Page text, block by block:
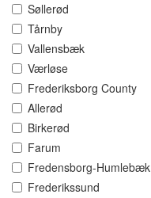
Søllerød
Tårnby
Vallensbæk
Værløse
Frederiksborg County
Allerød
Birkerød
Farum
Fredensborg-Humlebæk
Frederikssund